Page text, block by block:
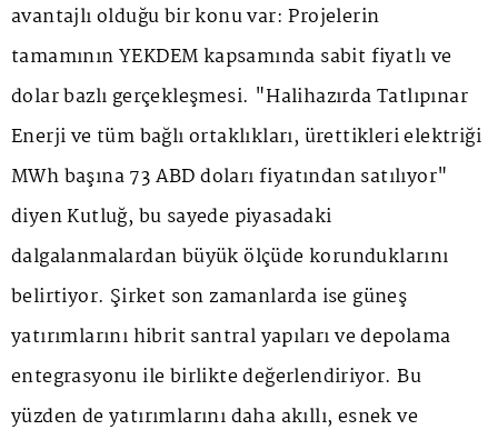
avantajlı olduğu bir konu var: Projelerin
tamamının YEKDEM kapsamında sabit fiyatlı ve
dolar bazlı gerçekleşmesi. "Halihazırda Tatlıpınar
Enerji ve tüm bağlı ortaklıkları, ürettikleri elektriği
MWh başına 73 ABD doları fiyatından satılıyor"
diyen Kutluğ, bu sayede piyasadaki
dalgalanmalardan büyük ölçüde korunduklarını
belirtiyor. Şirket son zamanlarda ise güneş
yatırımlarını hibrit santral yapıları ve depolama
entegrasyonu ile birlikte değerlendiriyor. Bu
yüzden de yatırımlarını daha akıllı, esnek ve